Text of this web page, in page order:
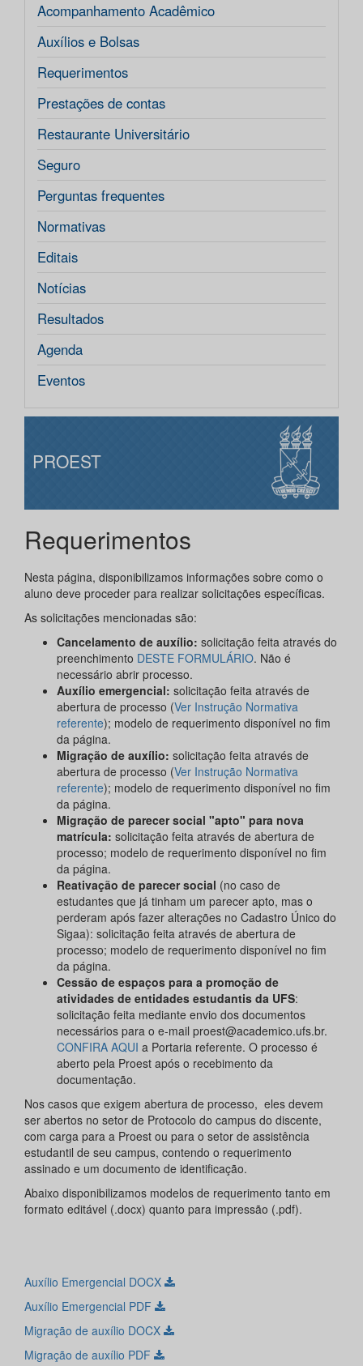
Acompanhamento Acadêmico
Auxílios e Bolsas
Requerimentos
Prestações de contas
Restaurante Universitário
Seguro
Perguntas frequentes
Normativas
Editais
Notícias
Resultados
Agenda
Eventos
PROEST
Requerimentos
Nesta página, disponibilizamos informações sobre como o
aluno deve proceder para realizar solicitações específicas.
As solicitações mencionadas são:
Cancelamento de auxílio: solicitação feita através do
preenchimento DESTE FORMULÁRIO. Não é
necessário abrir processo.
Auxílio emergencial: solicitação feita através de
abertura de processo (Ver Instrução Normativa
referente); modelo de requerimento disponível no fim
da página.
Migração de auxílio: solicitação feita através de
abertura de processo (Ver Instrução Normativa
referente); modelo de requerimento disponível no fim
da página.
Migração de parecer social "apto" para nova
matrícula: solicitação feita através de abertura de
processo; modelo de requerimento disponível no fim
da página.
Reativação de parecer social (no caso de
estudantes que já tinham um parecer apto, mas o
perderam após fazer alterações no Cadastro Único do
Sigaa): solicitação feita através de abertura de
processo; modelo de requerimento disponível no fim
da página.
Cessão de espaços para a promoção de
atividades de entidades estudantis da UFS:
solicitação feita mediante envio dos documentos
necessários para o e-mail proest@academico.ufs.br.
CONFIRA AQUI a Portaria referente. O processo é
aberto pela Proest após o recebimento da
documentação.
Nos casos que exigem abertura de processo, eles devem
ser abertos no setor de Protocolo do campus do discente,
com carga para a Proest ou para o setor de assistência
estudantil de seu campus, contendo o requerimento
assinado e um documento de identificação.
Abaixo disponibilizamos modelos de requerimento tanto em
formato editável (.docx) quanto para impressão (.pdf).
Auxílio Emergencial DOCX
Auxílio Emergencial PDF
Migração de auxílio DOCX
Migração de auxílio PDF